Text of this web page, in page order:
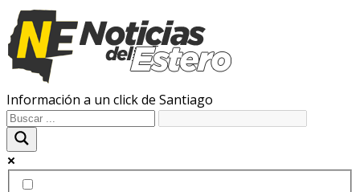
Información a un click de Santiago